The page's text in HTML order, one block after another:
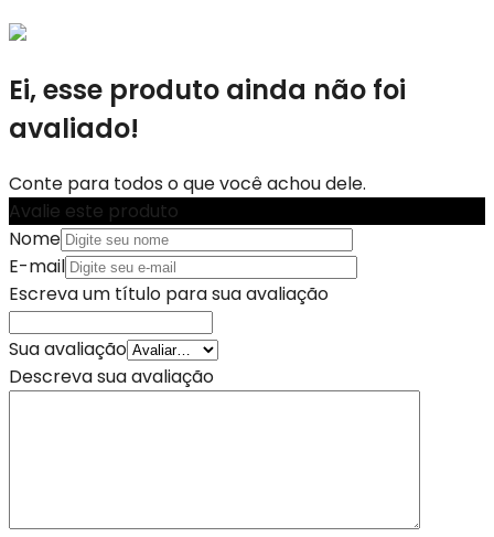
Ei, esse produto ainda não foi
avaliado!
Conte para todos o que você achou dele.
Avalie este produto
Nome
E-mail
Escreva um título para sua avaliação
Sua avaliação
Descreva sua avaliação